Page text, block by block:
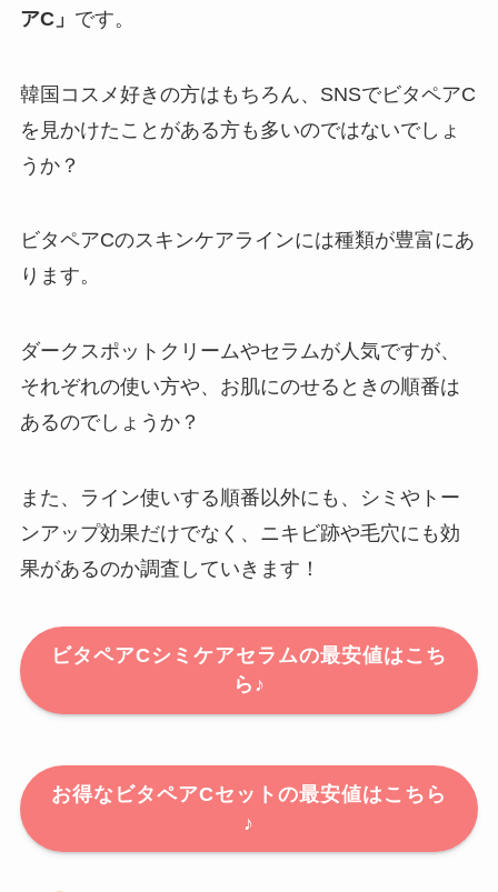
アC」 です。
韓国コスメ好きの方はもちろん、SNSでビタペアC
を見かけたことがある方も多いのではないでしょ
うか？
ビタペアCのスキンケアラインには種類が豊富にあ
ります。
ダークスポットクリームやセラムが人気ですが、
それぞれの使い方や、お肌にのせるときの順番は
あるのでしょうか？
また、ライン使いする順番以外にも、シミやトー
ンアップ効果だけでなく、ニキビ跡や毛穴にも効
果があるのか調査していきます！
ビタペアCシミケアセラムの最安値はこち
ら♪
お得なビタペアCセットの最安値はこちら
♪